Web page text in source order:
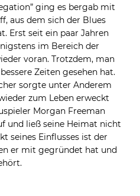
ging es bergab mit
aus dem sich der Blues
Erst seit ein paar Jahren
im Bereich der
voran. Trotzdem, man
Zeiten gesehen hat.
sorgte unter Anderem
zum Leben erweckt
Morgan Freeman
und ließ seine Heimat nicht
seines Einflusses ist der
er mit gegründet hat und